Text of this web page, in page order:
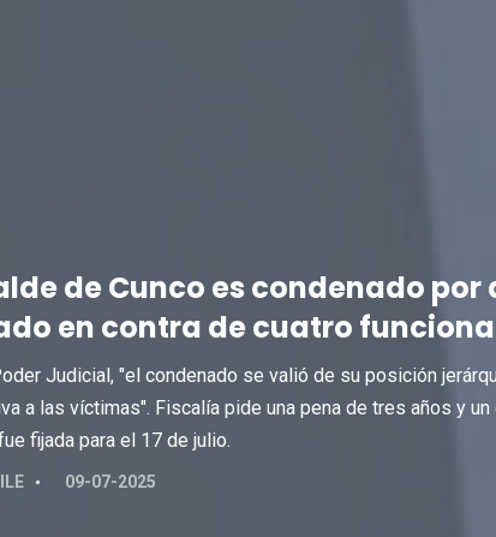
de Cunco es condenado por
en contra de cuatro
Judicial, "el condenado se valió de su posición
a las víctimas". Fiscalía pide una pena de tres años y
fijada para el 17 de julio.
09-07-2025